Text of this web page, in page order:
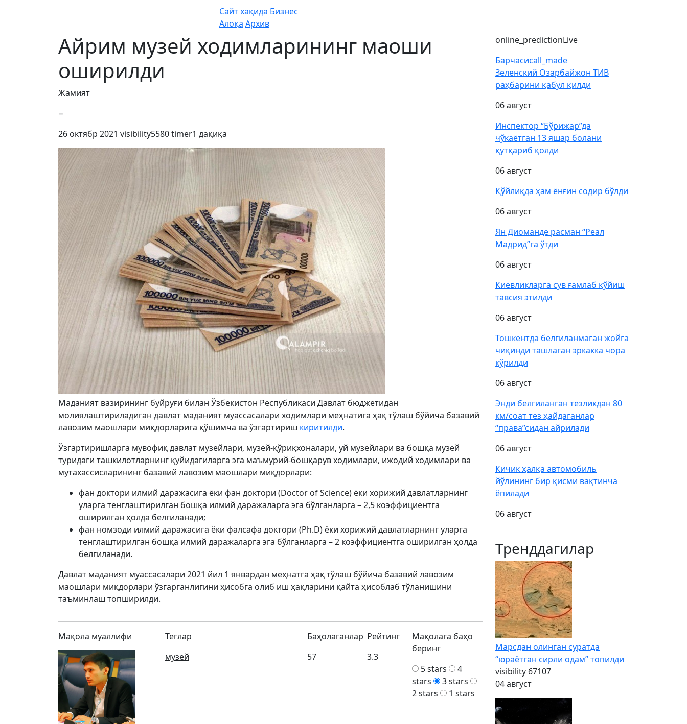
Сайт хақида Бизнес
Алоқа Архив
Айрим музей ходимларининг маоши
оширилди
Жамият
−
26 октябр 2021 visibility5580timer1 дақиқа
Маданият вазирининг буйруғи билан Ўзбекистон Республикаси Давлат бюджетидан
молиялаштириладиган давлат маданият муассасалари ходимлари меҳнатига ҳақ тўлаш бўйича базавий
лавозим маошлари миқдорларига қўшимча ва ўзгартириш киритилди.
Ўзгартиришларга мувофиқ давлат музейлари, музей-қўриқхоналари, уй музейлари ва бошқа музей
туридаги ташкилотларнинг қуйидагиларга эга маъмурий-бошқарув ходимлари, ижодий ходимлари ва
мутахассисларининг базавий лавозим маошлари миқдорлари:
фан доктори илмий даражасига ёки фан доктори (Doctor of Science) ёки хорижий давлатларнинг
уларга тенглаштирилган бошқа илмий даражаларга эга бўлганларга – 2,5 коэффициентга
оширилган ҳолда белгиланади;
фан номзоди илмий даражасига ёки фалсафа доктори (Ph.D) ёки хорижий давлатларнинг уларга
тенглаштирилган бошқа илмий даражаларга эга бўлганларга – 2 коэффициентга оширилган ҳолда
белгиланади.
Давлат маданият муассасалари 2021 йил 1 январдан меҳнатга ҳақ тўлаш бўйича базавий лавозим
маошлари миқдорлари ўзгарганлигини ҳисобга олиб иш ҳақларини қайта ҳисоблаб тўланишини
таъминлаш топширилди.
Мақола муаллифи
Теглар
музей
Баҳолаганлар
57
Рейтинг
3.3
Мақолага баҳо
беринг
5 stars
4
stars
3 stars
2 stars
1 stars
online_predictionLive
Барчасиcall_made
Зеленский Озарбайжон ТИВ
раҳбарини қабул қилди
06 август
Инспектор “Бўрижар”да
чўкаётган 13 яшар болани
қутқариб қолди
06 август
Қўйлиқда ҳам ёнғин содир бўлди
06 август
Ян Диоманде расман “Реал
Мадрид”га ўтди
06 август
Киевликларга сув ғамлаб қўйиш
тавсия этилди
06 август
Тошкентда белгиланмаган жойга
чиқинди ташлаган эркакка чора
кўрилди
06 август
Энди белгиланган тезликдан 80
км/соат тез ҳайдаганлар
“права”сидан айрилади
06 август
Кичик ҳалқа автомобиль
йўлининг бир қисми вақтинча
ёпилади
06 август
Тренддагилар
Марсдан олинган суратда
“юраётган сирли одам” топилди
visibility 67107
04 август